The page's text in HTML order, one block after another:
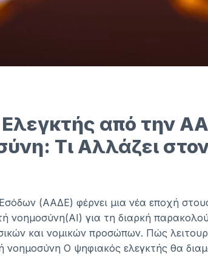
από την
Τι Αλλάζει
(ΑΑΔΕ) φέρνει μια νέα εποχή
νοημοσύνη(AI) για τη διαρκή
και νομικών προσώπων. Πώς
νοημοσύνη Ο ψηφιακός ελεγκτής θα